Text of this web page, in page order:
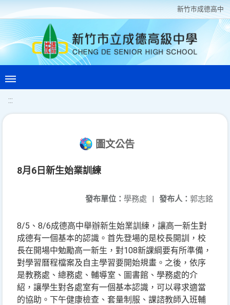
新竹巿成德高中
:::
圖文公告
8月6日新生始業訓練
發布人： 郭志銘
發布單位： 學務處 |
8/5、8/6成德高中舉辦新生始業訓練，讓高一新生對
成德有一個基本的認識。首先登場的是校長開訓，校
長在開場中勉勵高一新生，對108新課綱要有所準備，
對學習曆程檔案及自主學習要開始規畫。之後，依序
是教務處、總務處、輔導室、圖書館、學務處的介
紹，讓學生對各處室有一個基本認識，可以尋求適當
的協助。下午健康檢查、套量制服、課諮教師入班輔